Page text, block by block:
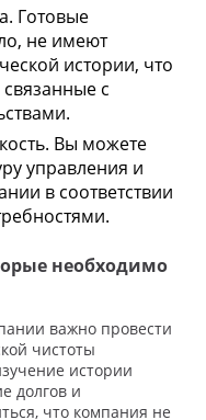
Готовые
не имеют
истории, что
с
Вы можете
управления и
в соответствии
необходимо
важно провести
чистоты
истории
долгов и
что компания не